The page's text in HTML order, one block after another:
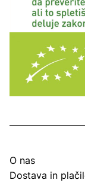
O nas
Dostava in